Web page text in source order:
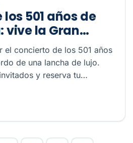
501 años de
vive la Gran
una lancha de
el concierto de los 501 años
de una lancha de lujo.
y reserva tu